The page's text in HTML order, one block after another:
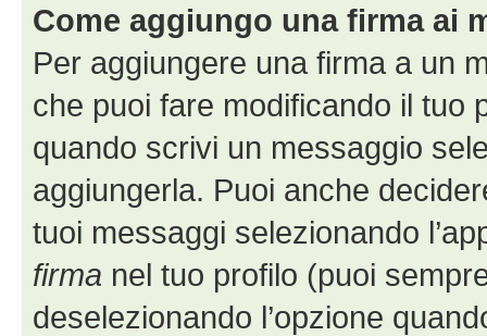
Come aggiungo una firma ai
Per aggiungere una firma a un
che puoi fare modificando il tuo
quando scrivi un messaggio
aggiungerla. Puoi anche
tuoi messaggi selezionando
firma nel tuo profilo (puoi
deselezionando l’opzione